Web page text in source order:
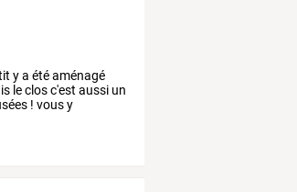
ya étéaménagé
leclosc'est aussi un
! vousy